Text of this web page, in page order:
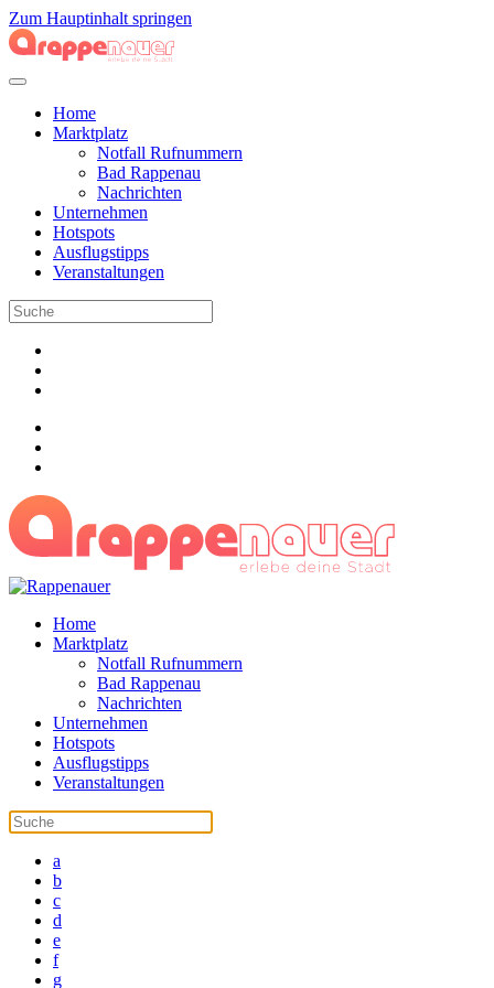
Zum Hauptinhalt springen
Home
Marktplatz
Notfall Rufnummern
Bad Rappenau
Nachrichten
Unternehmen
Hotspots
Ausflugstipps
Veranstaltungen
Home
Marktplatz
Notfall Rufnummern
Bad Rappenau
Nachrichten
Unternehmen
Hotspots
Ausflugstipps
Veranstaltungen
a
b
c
d
e
f
g